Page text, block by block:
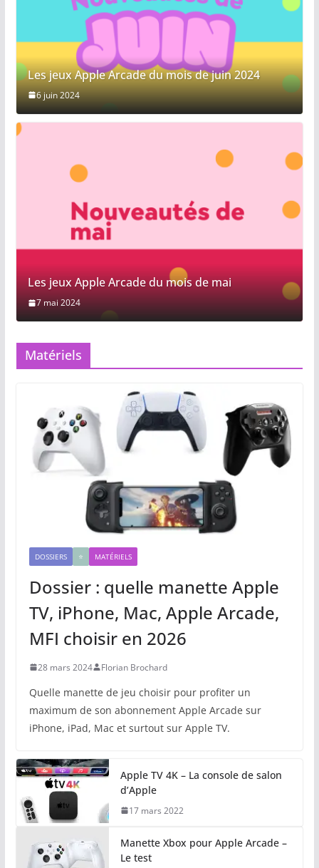
Les jeux Apple Arcade du mois de juin 2024
6 juin 2024
Les jeux Apple Arcade du mois de mai
7 mai 2024
Matériels
DOSSIERS ⭐️ MATÉRIELS
Dossier : quelle manette Apple
TV, iPhone, Mac, Apple Arcade,
MFI choisir en 2026
28 mars 2024 Florian Brochard
Quelle manette de jeu choisir pour profiter un
maximum de son abonnement Apple Arcade sur
iPhone, iPad, Mac et surtout sur Apple TV.
Apple TV 4K – La console de salon
d’Apple
17 mars 2022
Manette Xbox pour Apple Arcade –
Le test